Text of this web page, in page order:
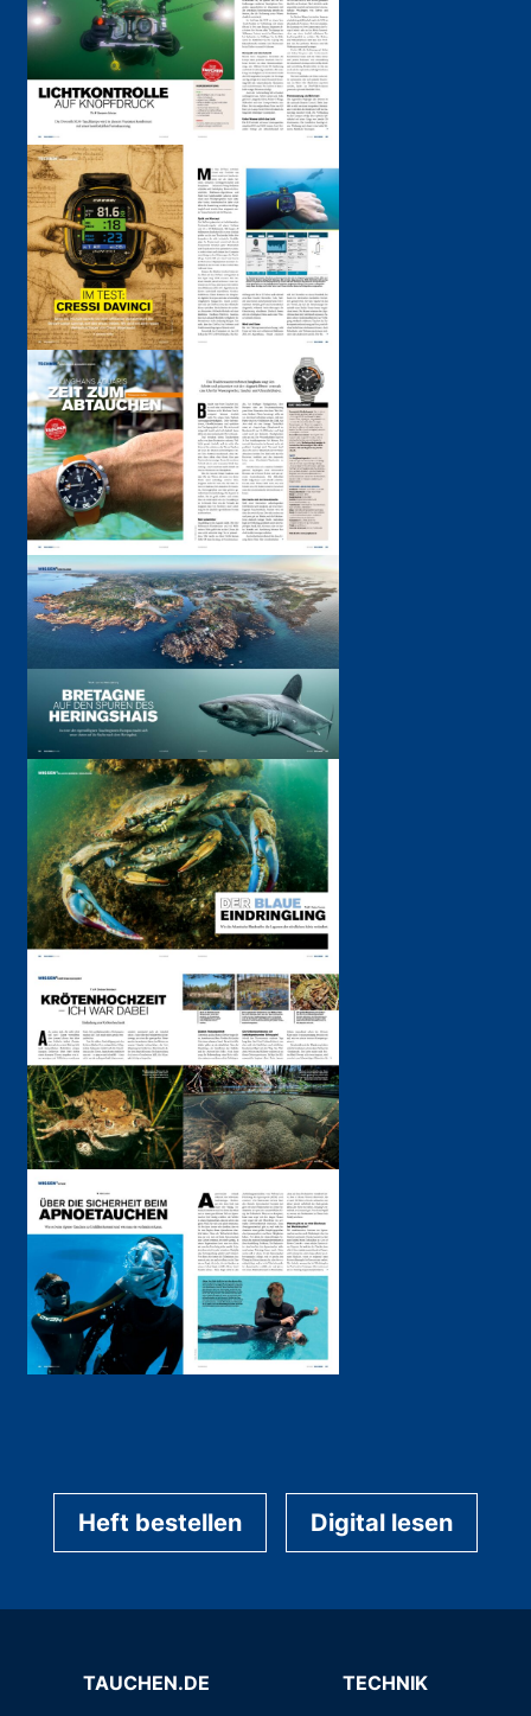
Heft bestellen Digital lesen
TAUCHEN.DE TECHNIK